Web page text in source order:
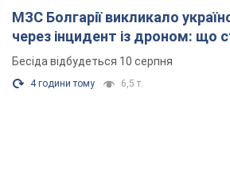
МЗС Болгарії викликало
через інцидент із дроном: що
Бесіда відбудеться 10 серпня
4 години тому 6,5 т.